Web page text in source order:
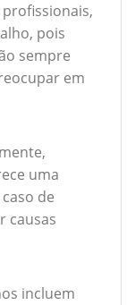
pois
sempre
em
uma
de
causas
incluem